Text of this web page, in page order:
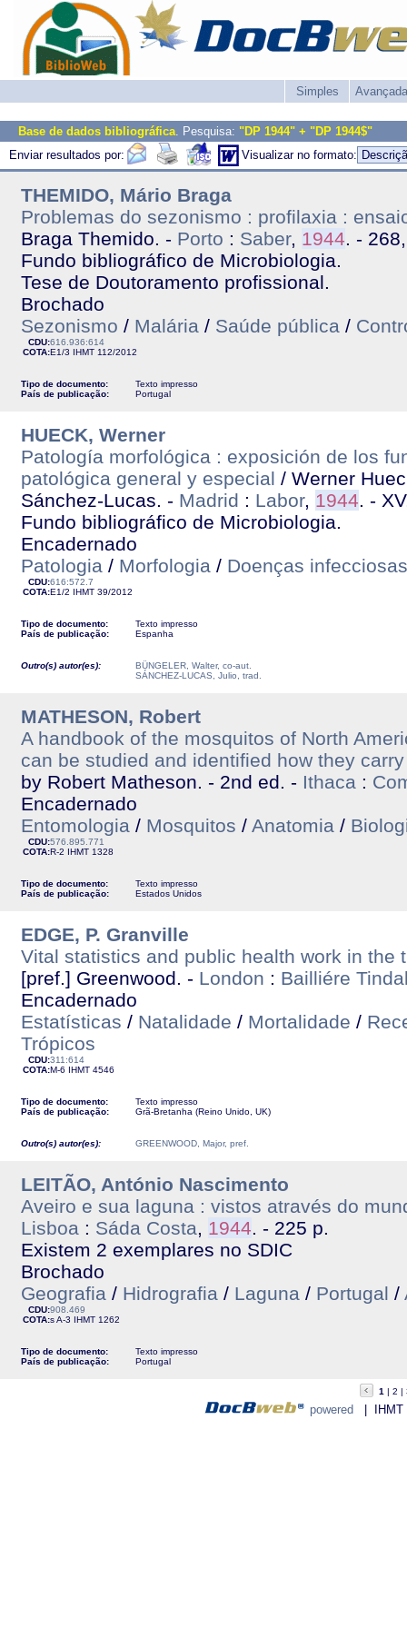
Simples Avançada
Base de dados bibliográfica. Pesquisa: "DP 1944" + "DP 1944$"
Enviar resultados por:
Visualizar no formato:
THEMIDO, Mário Braga
Problemas do sezonismo : profilaxia :
Braga Themido. - Porto : Saber, 1944. -
Fundo bibliográfico de Microbiologia.
Tese de Doutoramento profissional.
Brochado
Sezonismo / Malária / Saúde pública /
CDU:616.936:614
COTA:E1/3 IHMT 112/2012
Tipo de documento:
Texto impresso
País de publicação:
Portugal
HUECK, Werner
Patología morfológica : exposición de los
patológica general y especial / Werner
Sánchez-Lucas. - Madrid : Labor, 1944. -
Fundo bibliográfico de Microbiologia.
Encadernado
Patologia / Morfologia / Doenças infecciosas
CDU:616:572.7
COTA:E1/2 IHMT 39/2012
Tipo de documento:
Texto impresso
País de publicação:
Espanha
Outro(s) autor(es):
BÜNGELER, Walter, co-aut.
SÁNCHEZ-LUCAS, Julio, trad.
MATHESON, Robert
A handbook of the mosquitos of North
can be studied and identified how they
by Robert Matheson. - 2nd ed. - Ithaca :
Encadernado
Entomologia / Mosquitos / Anatomia /
CDU:576.895.771
COTA:R-2 IHMT 1328
Tipo de documento:
Texto impresso
País de publicação:
Estados Unidos
EDGE, P. Granville
Vital statistics and public health work in the
[pref.] Greenwood. - London : Bailliére
Encadernado
Estatísticas / Natalidade / Mortalidade /
Trópicos
CDU:311:614
COTA:M-6 IHMT 4546
Tipo de documento:
Texto impresso
País de publicação:
Grã-Bretanha (Reino Unido, UK)
Outro(s) autor(es): GREENWOOD, Major, pref.
LEITÃO, António Nascimento
Aveiro e sua laguna : vistos através do
Lisboa : Sáda Costa, 1944. - 225 p.
Existem 2 exemplares no SDIC
Brochado
Geografia / Hidrografia / Laguna / Portugal /
CDU:908.469
COTA:s A-3 IHMT 1262
Tipo de documento:
Texto impresso
País de publicação:
Portugal
1 2
powered | IHMT -